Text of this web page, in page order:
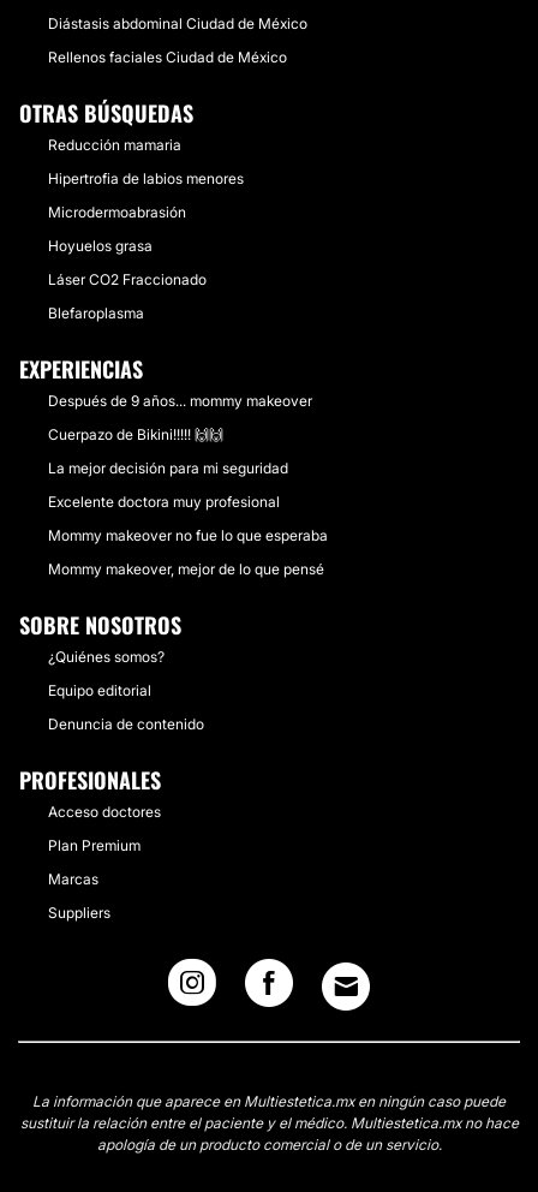
Diástasis abdominal Ciudad de México
Rellenos faciales Ciudad de México
OTRAS BÚSQUEDAS
Reducción mamaria
Hipertrofia de labios menores
Microdermoabrasión
Hoyuelos grasa
Láser CO2 Fraccionado
Blefaroplasma
EXPERIENCIAS
Después de 9 años... mommy makeover
Cuerpazo de Bikini!!!!! 🙌🙌
La mejor decisión para mi seguridad
Excelente doctora muy profesional
Mommy makeover no fue lo que esperaba
Mommy makeover, mejor de lo que pensé
SOBRE NOSOTROS
¿Quiénes somos?
Equipo editorial
Denuncia de contenido
PROFESIONALES
Acceso doctores
Plan Premium
Marcas
Suppliers
La información que aparece en Multiestetica.mx en ningún caso puede
sustituir la relación entre el paciente y el médico. Multiestetica.mx no hace
apología de un producto comercial o de un servicio.